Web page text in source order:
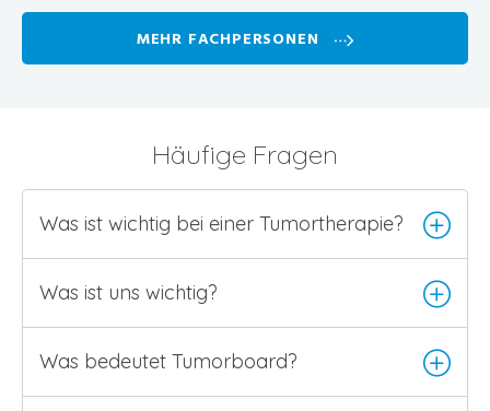
MEHR FACHPERSONEN
Häufige Fragen
Was ist wichtig bei einer Tumortherapie?
Was ist uns wichtig?
Was bedeutet Tumorboard?